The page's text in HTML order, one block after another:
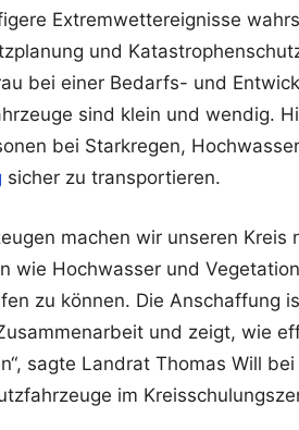
Extremwettereignisse
und
bei einer Bedarfs- und
sind klein und wendig.
bei Starkregen,
sicher zu transportieren.
machen wir unseren
wie Hochwasser und
zu können. Die Anschaffung
und zeigt, wie
sagte Landrat Thomas Will
im